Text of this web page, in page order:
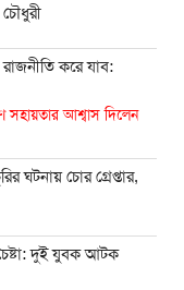
করে যাব:
সহায়তার আশ্বাস দিলেন
ঘটনায় চোর গ্রেপ্তার,
চেষ্টা: দুই যুবক আটক